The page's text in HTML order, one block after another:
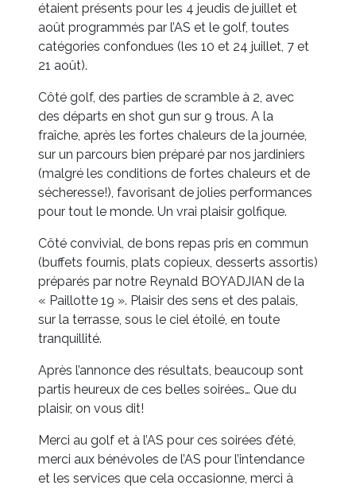
étaient présents pour les 4 jeudis de juillet et
août programmés par l’AS et le golf, toutes
catégories confondues (les 10 et 24 juillet, 7 et
21 août).
Côté golf, des parties de scramble à 2, avec
des départs en shot gun sur 9 trous. A la
fraîche, après les fortes chaleurs de la journée,
sur un parcours bien préparé par nos jardiniers
(malgré les conditions de fortes chaleurs et de
sécheresse!), favorisant de jolies performances
pour tout le monde. Un vrai plaisir golfique.
Côté convivial, de bons repas pris en commun
(buffets fournis, plats copieux, desserts assortis)
préparés par notre Reynald BOYADJIAN de la
« Paillotte 19 ». Plaisir des sens et des palais,
sur la terrasse, sous le ciel étoilé, en toute
tranquillité.
Après l’annonce des résultats, beaucoup sont
partis heureux de ces belles soirées… Que du
plaisir, on vous dit!
Merci au golf et à l’AS pour ces soirées d’été,
merci aux bénévoles de l’AS pour l’intendance
et les services que cela occasionne, merci à